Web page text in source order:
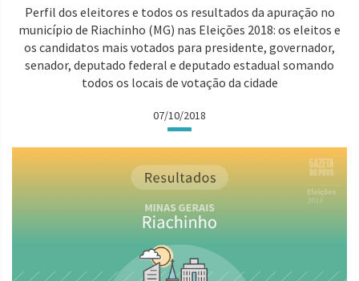
Perfil dos eleitores e todos os resultados da apuração no
município de Riachinho (MG) nas Eleições 2018: os eleitos e
os candidatos mais votados para presidente, governador,
senador, deputado federal e deputado estadual somando
todos os locais de votação da cidade
07/10/2018